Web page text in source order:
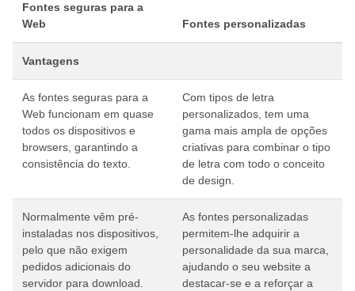
Fontes seguras para a
Web
Fontes personalizadas
Vantagens
As fontes seguras para a
Web funcionam em quase
todos os dispositivos e
browsers, garantindo a
consistência do texto.
Com tipos de letra
personalizados, tem uma
gama mais ampla de opções
criativas para combinar o tipo
de letra com todo o conceito
de design.
Normalmente vêm pré-
instaladas nos dispositivos,
pelo que não exigem
pedidos adicionais do
servidor para download.
As fontes personalizadas
permitem-lhe adquirir a
personalidade da sua marca,
ajudando o seu website a
destacar-se e a reforçar a